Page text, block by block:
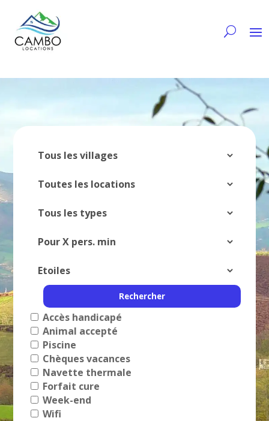
Accès handicapé
Animal accepté
Piscine
Chèques vacances
Navette thermale
Forfait cure
Week-end
Wifi